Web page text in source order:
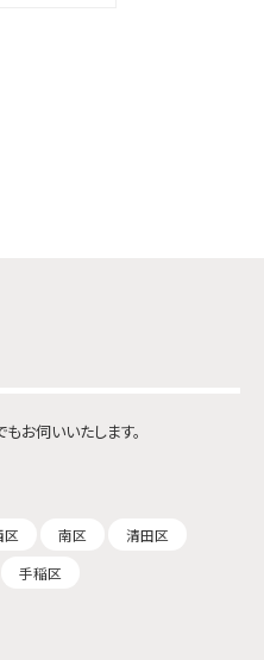
お伺いいたします。
区 南区
清田区
手稲区